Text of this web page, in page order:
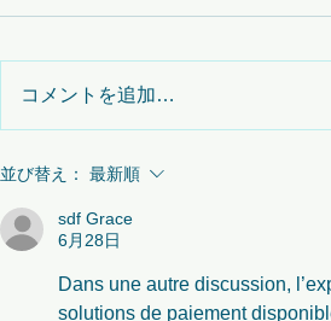
シチズンデベロッパー向けの
プラットフォーム
コメントを追加…
並び替え： 最新順
sdf Grace
6月28日
Dans une autre discussion,
solutions de paiement